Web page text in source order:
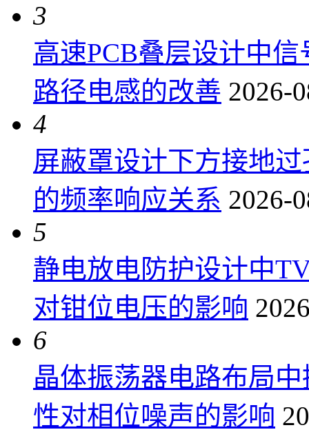
3
高速PCB叠层设计中
路径电感的改善 2026-
4
屏蔽罩设计下方接地
的频率响应关系 2026-
5
静电放电防护设计中
对钳位电压的影响
6
晶体振荡器电路布局
性对相位噪声的影响